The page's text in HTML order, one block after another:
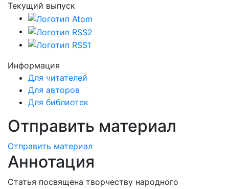
Текущий выпуск
Информация
Для читателей
Для авторов
Для библиотек
Отправить материал
Отправить материал
Аннотация
Статья посвящена творчеству народного